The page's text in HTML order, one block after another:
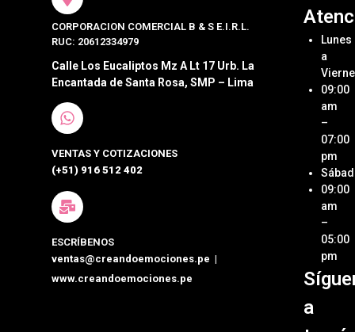
CORPORACION COMERCIAL B & S E.I.R.L.
RUC: 20612334979
Calle Los Eucaliptos Mz A Lt 17 Urb. La
Encantada de Santa Rosa, SMP – Lima
VENTAS Y COTIZACIONES
(+51) 916 512 402
ESCRÍBENOS
ventas@creandoemociones.pe |
www.creandoemociones.pe
Box
Lunch
Ubica
Tienda
de
de
Lunes
a
09:00
am
–
07:00
pm
09:00
am
–
05:00
pm
a